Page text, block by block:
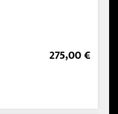
275,00 €